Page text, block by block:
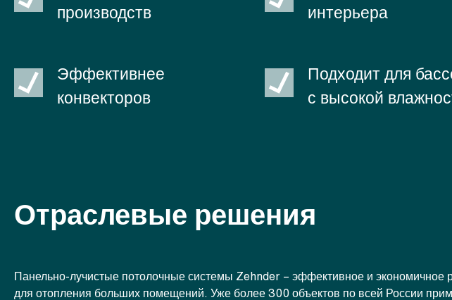
производств
интерьера
Эффективнее
конвекторов
Подходит для
с высокой
Отраслевые решения
Панельно-лучистые потолочные системы Zehnder – эффективное и экономичное
для отопления больших помещений. Уже более 300 объектов по всей России